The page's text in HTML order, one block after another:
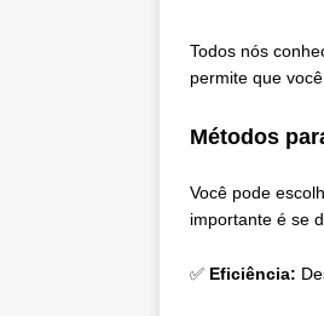
Todos nós
permite que
Métodos
Você pode
importante é se
✅ Eficiência: